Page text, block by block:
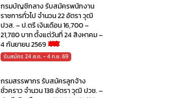
กรมบัญชีกลาง รับสมัครพนักงาน
ราชการทั่วไป จำนวน 22 อัตรา วุฒิ
ปวส. – ป.ตรี เงินเดือน 16,700 –
21,780 บาท ตั้งแต่วันที่ 24 สิงหาคม –
4 กันยายน 2569
รับสมัคร 24 ส.ค. - 4 ก.ย. 69
กรมสรรพากร รับสมัครลูกจ้าง
ชั่วคราว จำนวน 138 อัตรา วุฒิ ปวช. –